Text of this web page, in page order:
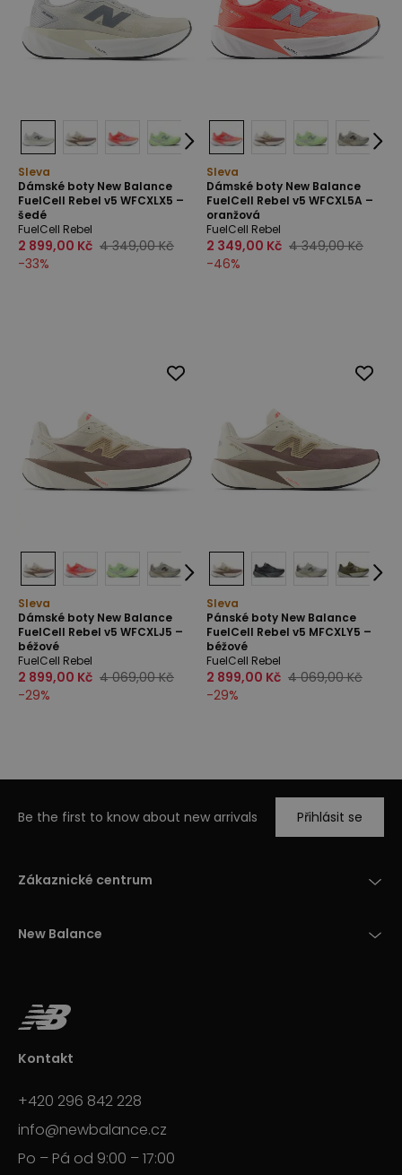
Sleva
Dámské boty New Balance
FuelCell Rebel v5 WFCXLX5 –
šedé
FuelCell Rebel
2 899,00 Kč 4 349,00 Kč
-33%
Sleva
Dámské boty New Balance
FuelCell Rebel v5 WFCXL5A –
oranžová
FuelCell Rebel
2 349,00 Kč 4 349,00 Kč
-46%
Sleva
Dámské boty New Balance
FuelCell Rebel v5 WFCXLJ5 –
béžové
FuelCell Rebel
2 899,00 Kč 4 069,00 Kč
-29%
Sleva
Pánské boty New Balance
FuelCell Rebel v5 MFCXLY5 –
béžové
FuelCell Rebel
2 899,00 Kč 4 069,00 Kč
-29%
Be the first to know about new arrivals Přihlásit se
Zákaznické centrum
New Balance
Kontakt
+420 296 842 228
info@newbalance.cz
Po – Pá od 9:00 – 17:00